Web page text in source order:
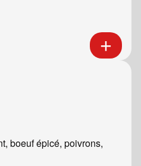
boeuf épicé, poivrons,